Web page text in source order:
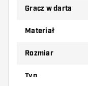
Wypróbuj inny
najbardziej Ci
Gracz w darta
Materiał
Rozmiar
Typ